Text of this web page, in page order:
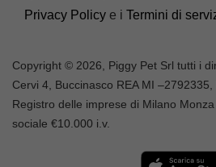
Privacy Policy e i Termini di
Copyright © 2026, Piggy Pet Srl tutti i
Cervi 4, Buccinasco REA MI –2792335
Registro delle imprese di Milano
sociale €10.000 i.v.